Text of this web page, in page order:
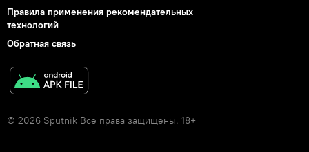
Правила применения рекомендательных
технологий
Обратная связь
© 2026 Sputnik Все права защищены. 18+